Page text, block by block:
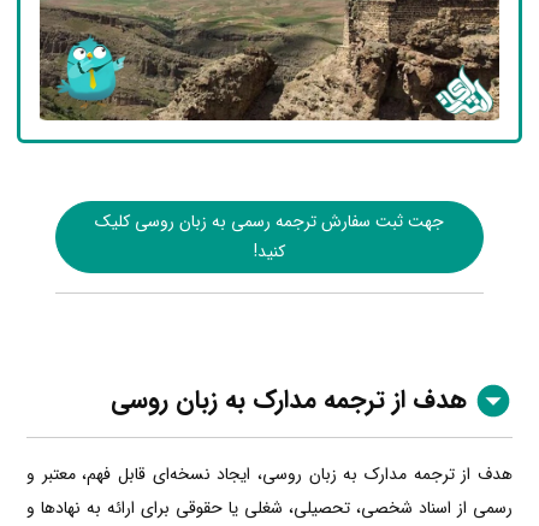
جهت ثبت سفارش ترجمه رسمی به زبان روسی کلیک
کنید!
هدف از ترجمه مدارک به زبان روسی
هدف از ترجمه مدارک به زبان روسی، ایجاد نسخه‌ای قابل فهم، معتبر و
رسمی از اسناد شخصی، تحصیلی، شغلی یا حقوقی برای ارائه به نهادها و